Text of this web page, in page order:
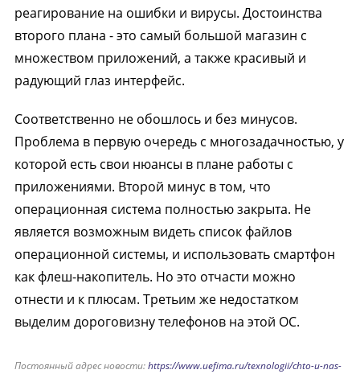
реагирование на ошибки и вирусы. Достоинства
второго плана - это самый большой магазин с
множеством приложений, а также красивый и
радующий глаз интерфейс.
Соответственно не обошлось и без минусов.
Проблема в первую очередь с многозадачностью, у
которой есть свои нюансы в плане работы с
приложениями. Второй минус в том, что
операционная система полностью закрыта. Не
является возможным видеть список файлов
операционной системы, и использовать смартфон
как флеш-накопитель. Но это отчасти можно
отнести и к плюсам. Третьим же недостатком
выделим дороговизну телефонов на этой ОС.
Постоянный адрес новости:https://www.uefima.ru/texnologii/chto-u-nas-